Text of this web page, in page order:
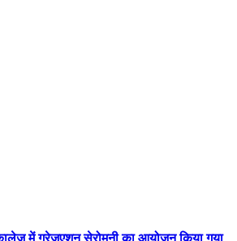
में ग्रेजुएशन सेरोमनी का आयोजन किया गया